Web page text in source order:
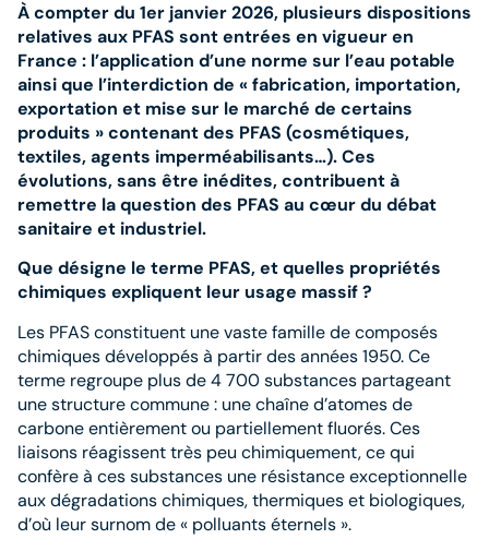
À compter du 1er janvier 2026, plusieurs dispositions
relatives aux PFAS sont entrées en vigueur en
France : l’application d’une norme sur l’eau potable
ainsi que l’interdiction de « fabrication, importation,
exportation et mise sur le marché de certains
produits » contenant des PFAS (cosmétiques,
textiles, agents imperméabilisants…). Ces
évolutions, sans être inédites, contribuent à
remettre la question des PFAS au cœur du débat
sanitaire et industriel.
Que désigne le terme PFAS, et quelles propriétés
chimiques expliquent leur usage massif ?
Les PFAS constituent une vaste famille de composés
chimiques développés à partir des années 1950. Ce
terme regroupe plus de 4 700 substances partageant
une structure commune : une chaîne d’atomes de
carbone entièrement ou partiellement fluorés. Ces
liaisons réagissent très peu chimiquement, ce qui
confère à ces substances une résistance exceptionnelle
aux dégradations chimiques, thermiques et biologiques,
d’où leur surnom de « polluants éternels ».